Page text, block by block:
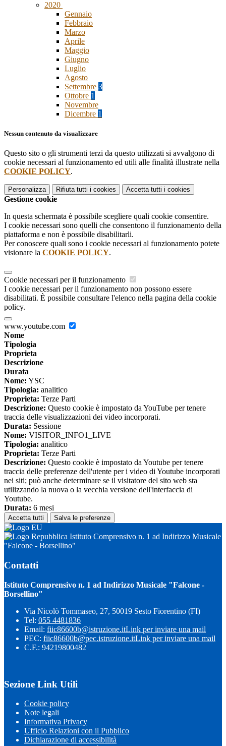
2020
Gennaio
Febbraio
Marzo
Aprile
Maggio
Giugno
Luglio
Agosto
Settembre 3
Ottobre 1
Novembre
Dicembre 1
Nessun contenuto da visualizzare
Questo sito o gli strumenti terzi da questo utilizzati si avvalgono di
cookie necessari al funzionamento ed utili alle finalità illustrate nella
COOKIE POLICY.
Personalizza Rifiuta tutti i cookies Accetta tutti i cookies
Gestione cookie
In questa schermata è possibile scegliere quali cookie consentire.
I cookie necessari sono quelli che consentono il funzionamento della
piattaforma e non è possibile disabilitarli.
Per conoscere quali sono i cookie necessari al funzionamento potete
visionare la COOKIE POLICY.
Cookie necessari per il funzionamento
I cookie necessari per il funzionamento non possono essere
disabilitati. È possibile consultare l'elenco nella pagina della cookie
policy.
www.youtube.com
Nome
Tipologia
Proprieta
Descrizione
Durata
Nome: YSC
Tipologia: analitico
Proprieta: Terze Parti
Descrizione: Questo cookie è impostato da YouTube per tenere
traccia delle visualizzazioni dei video incorporati.
Durata: Sessione
Nome: VISITOR_INFO1_LIVE
Tipologia: analitico
Proprieta: Terze Parti
Descrizione: Questo cookie è impostato da Youtube per tenere
traccia delle preferenze dell'utente per i video di Youtube incorporati
nei siti; può anche determinare se il visitatore del sito web sta
utilizzando la nuova o la vecchia versione dell'interfaccia di
Youtube.
Durata: 6 mesi
Accetta tutti Salva le preferenze
Istituto Comprensivo n. 1 ad Indirizzo Musicale
"Falcone - Borsellino"
Contatti
Istituto Comprensivo n. 1 ad Indirizzo Musicale "Falcone -
Borsellino"
Via Nicolò Tommaseo, 27, 50019 Sesto Fiorentino (FI)
Tel: 055 4481836
Email: fiic86600b@istruzione.itLink per inviare una mail
PEC: fiic86600b@pec.istruzione.itLink per inviare una mail
C.F.: 94219800482
Sezione Link Utili
Cookie policy
Note legali
Informativa Privacy
Ufficio Relazioni con il Pubblico
Dichiarazione di accessibilità